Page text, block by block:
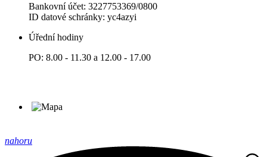
Bankovní účet: 3227753369/0800
ID datové schránky: yc4azyi
Úřední hodiny
PO: 8.00 - 11.30 a 12.00 - 17.00
nahoru